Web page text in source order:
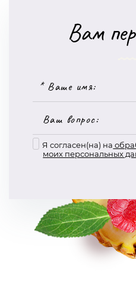
Вам
Я согласен(на) на
моих персональных